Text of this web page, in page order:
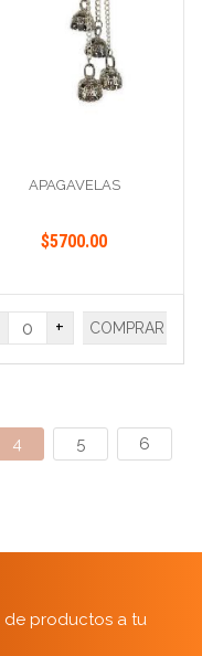
APAGAVELAS
$5700.00
+ COMPRAR
4 5
6
de productos a tu